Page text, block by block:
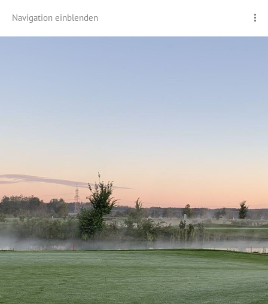
Navigation einblenden